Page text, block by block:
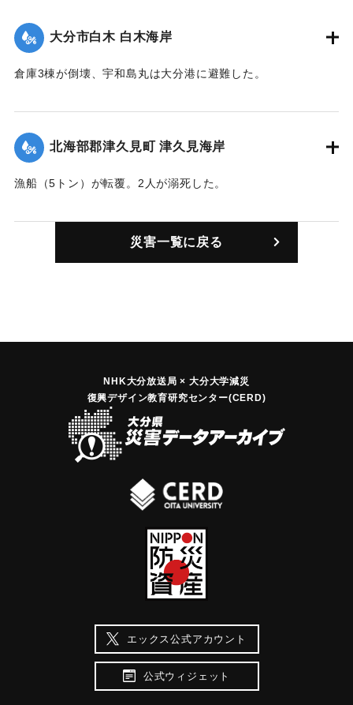
大分市白木 白木海岸
倉庫3棟が倒壊、宇和島丸は大分港に避難した。
｜固有コード:00426002
北海部郡津久見町 津久見海岸
漁船（5トン）が転覆。2人が溺死した。
｜固有コード:00426001
災害一覧に戻る
NHK大分放送局 × 大分大学減災
復興デザイン教育研究センター(CERD)
エックス公式アカウント
公式ウィジェット